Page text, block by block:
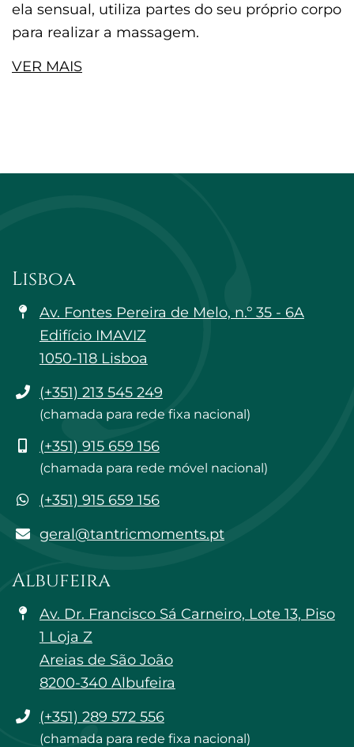
ela sensual, utiliza partes do seu próprio corpo
para realizar a massagem.
VER MAIS
Lisboa
Av. Fontes Pereira de Melo, n.º 35 - 6A
Edifício IMAVIZ
1050-118 Lisboa
Telefone
(+351) 213 545 249
(chamada para rede fixa nacional)
Telemóvel
(+351) 915 659 156
(chamada para rede móvel nacional)
WhatsApp
(+351) 915 659 156
geral@tantricmoments.pt
geral@tantricmoments.pt
Albufeira
Av. Dr. Francisco Sá Carneiro, Lote 13, Piso
1 Loja Z
Areias de São João
8200-340 Albufeira
Telefone
(+351) 289 572 556
(chamada para rede fixa nacional)